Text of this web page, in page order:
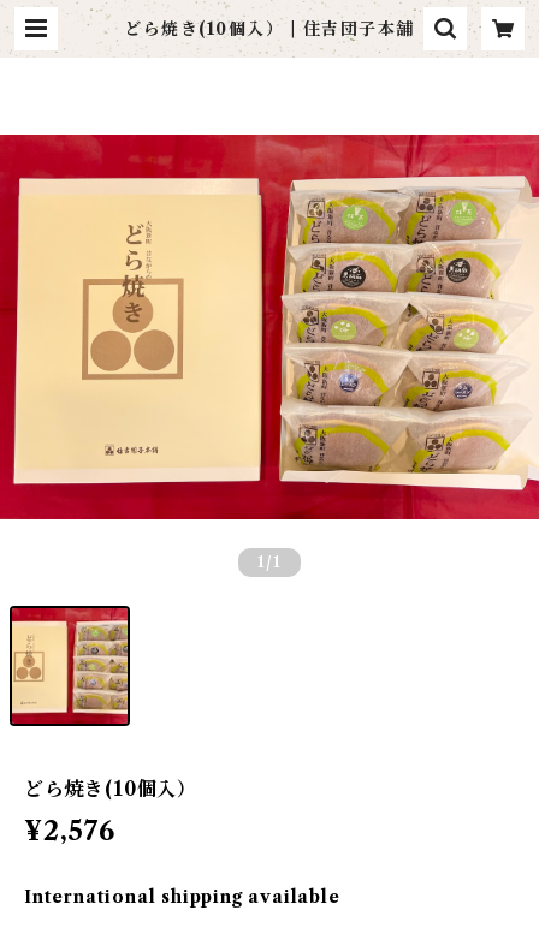
どら焼き(10個入） | 住吉団子本舗
1 /1
どら焼き(10個入）
¥2,576
International shipping available